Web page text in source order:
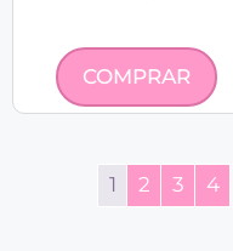
COMPRAR
1 2 3 4